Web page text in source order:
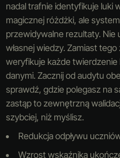
nadal trafnie identyfikuje luki
magicznej różdżki, ale
przewidywalne rezultaty. Nie
własnej wiedzy. Zamiast
weryfikuje każde
danymi. Zacznij od audytu
sprawdź, gdzie polegasz na
zastąp to zewnętrzną
szybciej, niż myślisz.
Redukcja odpływu
Wzrost wskaźnika